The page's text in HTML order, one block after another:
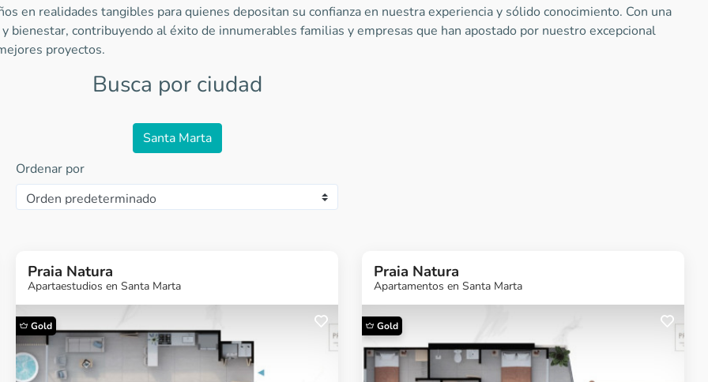
en realidades tangibles para quienes depositan su confianza en nuestra experiencia y sólido conocimiento. Con una
bienestar, contribuyendo al éxito de innumerables familias y empresas que han apostado por nuestro excepcional
proyectos.
Busca por ciudad
Santa Marta
Ordenar por
Praia Natura
Apartaestudios en Santa Marta
Gold
Praia Natura
Apartamentos en Santa Marta
Gold